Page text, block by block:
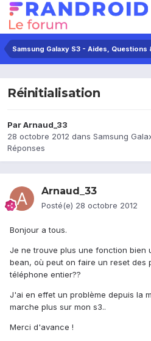
Samsung Galaxy S3 - Aides, Questions
Réinitialisation
ParArnaud_33
28 octobre 2012 dans Samsung
Réponses
Arnaud_33
Posté(e) 28 octobre 2012
Bonjour a tous.
Je ne trouve plus une fonction bien
bean, où peut on faire un reset des
téléphone entier??
J'ai en effet un problème depuis la
marche plus sur mon s3..
Merci d'avance !